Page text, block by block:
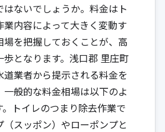
はないでしょうか。料金はト
業内容によって大きく変動す
場を把握しておくことが、高
となります。浅口郡 里庄町
業者から提示される料金を
般的な料金相場は以下のよ
。トイレのつまり除去作業で
スッポン）やローポンプと